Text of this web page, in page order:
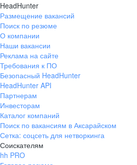
HeadHunter
Размещение вакансий
Поиск по резюме
О компании
Наши вакансии
Реклама на сайте
Требования к ПО
Безопасный HeadHunter
HeadHunter API
Партнерам
Инвесторам
Каталог компаний
Поиск по вакансиям в Аксарайском
Сетка: соцсеть для нетворкинга
Соискателям
hh PRO